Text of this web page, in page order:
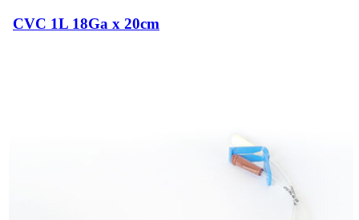
CVC 1L 18Ga x 20cm